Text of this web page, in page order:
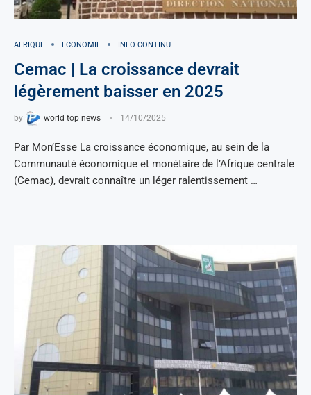
AFRIQUE ECONOMIE INFO CONTINU
Cemac | La croissance devrait
légèrement baisser en 2025
by world top news 14/10/2025
Par Mon’Esse La croissance économique, au sein de la
Communauté économique et monétaire de l’Afrique centrale
(Cemac), devrait connaître un léger ralentissement …